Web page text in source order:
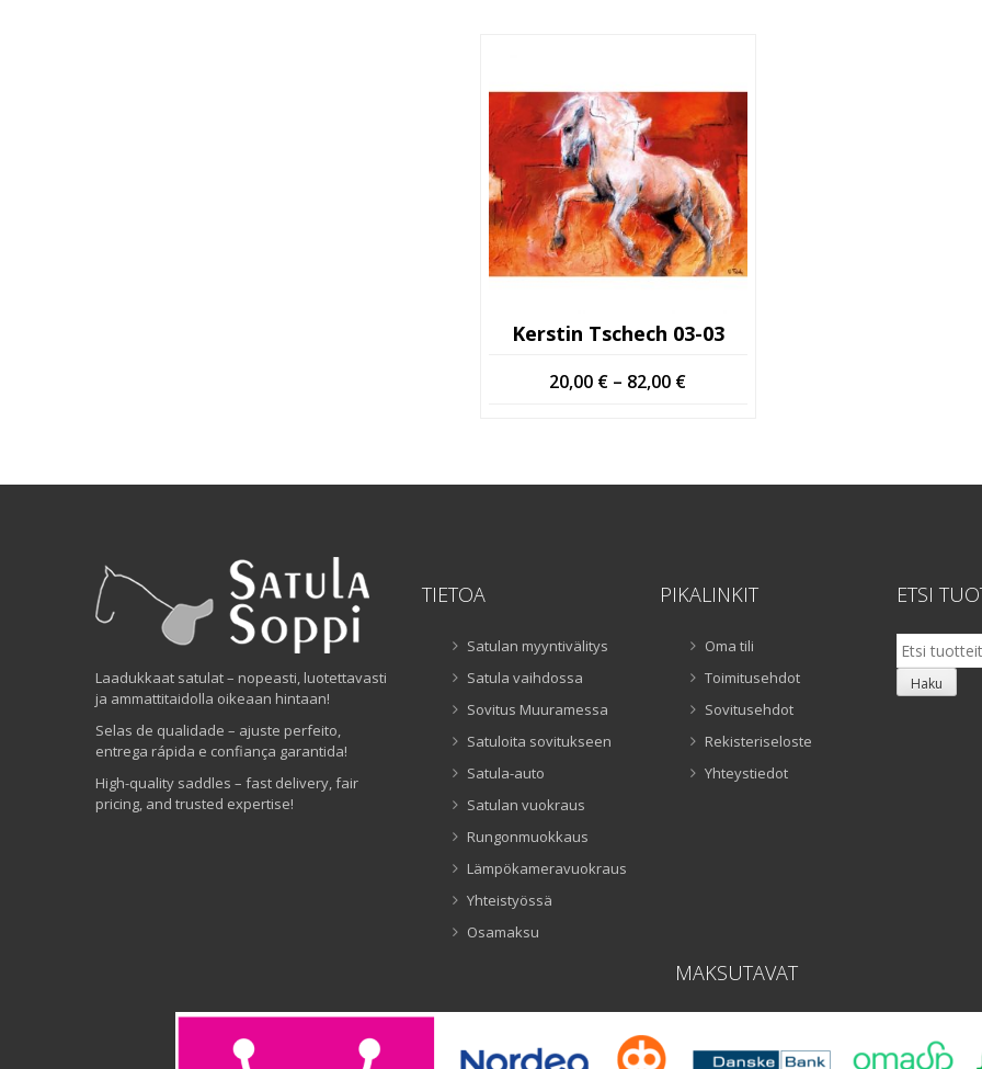
Kerstin Tschech 03-03
20,00 € – 82,00 €Hintaluokka:
Laadukkaat satulat – nopeasti, luotettavasti
ja ammattitaidolla oikeaan hintaan!
Selas de qualidade – ajuste perfeito,
entrega rápida e confiança garantida!
High-quality saddles – fast delivery, fair
pricing, and trusted expertise!
TIETOA
Satulan myyntivälitys
Satula vaihdossa
Sovitus Muuramessa
Satuloita sovitukseen
Satula-auto
Satulan vuokraus
Rungonmuokkaus
Lämpökameravuokraus
Yhteistyössä
Osamaksu
PIKALINKIT
Oma tili
Toimitusehdot
Sovitusehdot
Rekisteriseloste
Yhteystiedot
ETSI
Etsi:
Haku
MAKSUTAVAT